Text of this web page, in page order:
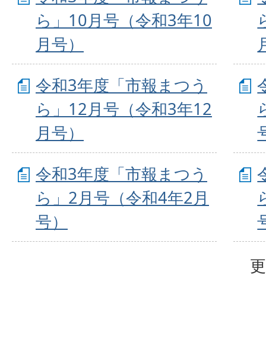
ら」10月号（令和3年10
月号）
令和3年度「市報まつう
ら」12月号（令和3年12
月号）
令和3年度「市報まつう
ら」2月号（令和4年2月
号）